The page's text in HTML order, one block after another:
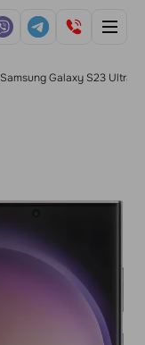
Samsung Galaxy S23 Ultra